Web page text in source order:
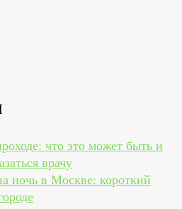
что это может быть и
врачу
ночь в Москве: короткий